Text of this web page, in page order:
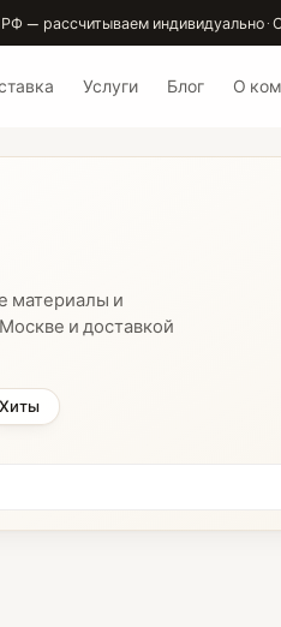
— рассчитываем индивидуально
Услуги Блог О
материалы и
и доставкой
Хиты